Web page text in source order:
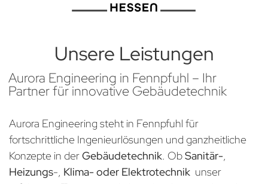
Unsere Leistungen
Aurora Engineering in Fennpfuhl – Ihr
Partner für innovative Gebäudetechnik
Aurora Engineering steht in Fennpfuhl für
fortschrittliche Ingenieurlösungen und ganzheitliche
Konzepte in derGebäudetechnik. ObSanitär-,
Heizungs-, Klima- oder Elektrotechnik unser